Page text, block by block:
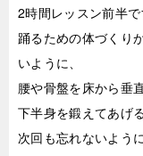
2時間レッスン前半
踊るための体づくり
いように、
腰や骨盤を床から垂
下半身を鍛えてあげ
次回も忘れないよう